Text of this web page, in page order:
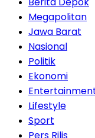
Megapolitan
Jawa Barat
Nasional
Politik
Ekonomi
Lifestyle
Sport